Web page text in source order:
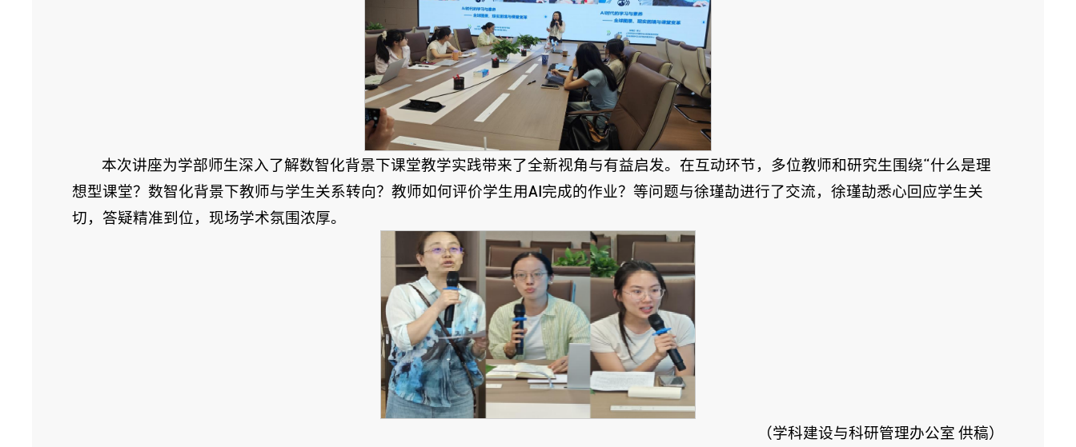
本次讲座为学部师生深入了解数智化背景下课堂教学实践带来了全新视角与有益启发。在互动环节，多位教师和研究生围绕“什么是理
想型课堂？数智化背景下教师与学生关系转向？教师如何评价学生用AI完成的作业？等问题与徐瑾劼进行了交流，徐瑾劼悉心回应学生关
切，答疑精准到位，现场学术氛围浓厚。
（学科建设与科研管理办公室 供稿）